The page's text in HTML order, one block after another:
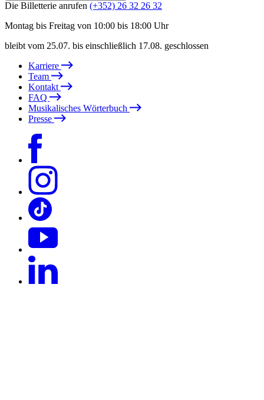
Die Billetterie anrufen (+352) 26 32 26 32
Montag bis Freitag von 10:00 bis 18:00 Uhr
bleibt vom 25.07. bis einschließlich 17.08. geschlossen
Karriere
Team
Kontakt
FAQ
Musikalisches Wörterbuch
Presse